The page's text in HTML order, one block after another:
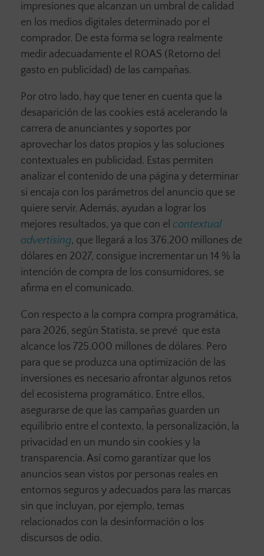
impresiones que alcanzan un umbral de calidad
en los medios digitales determinado por el
comprador. De esta forma se logra realmente
medir adecuadamente el ROAS (Retorno del
gasto en publicidad) de las campañas.
Por otro lado, hay que tener en cuenta que la
desaparición de las cookies está acelerando la
carrera de anunciantes y soportes por
aprovechar los datos propios y las soluciones
contextuales en publicidad. Estas permiten
analizar el contenido de una página y determinar
si encaja con los parámetros del anuncio que se
quiere servir. Además, ayudan a lograr los
mejores resultados, ya que con el contextual
advertising, que llegará a los 376.200 millones de
dólares en 2027, consigue incrementar un 14 % la
intención de compra de los consumidores, se
afirma en el comunicado.
Con respecto a la compra compra programática,
para 2026, según Statista, se prevé que esta
alcance los 725.000 millones de dólares. Pero
para que se produzca una optimización de las
inversiones es necesario afrontar algunos retos
del ecosistema programático. Entre ellos,
asegurarse de que las campañas guarden un
equilibrio entre el contexto, la personalización, la
privacidad en un mundo sin cookies y la
transparencia. Así como garantizar que los
anuncios sean vistos por personas reales en
entornos seguros y adecuados para las marcas
sin que incluyan, por ejemplo, temas
relacionados con la desinformación o los
discursos de odio.